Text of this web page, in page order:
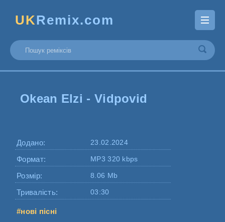
UKRemix.com
Okean Elzi - Vidpovid
Додано: 23.02.2024
Формат: MP3 320 kbps
Розмір: 8.06 Mb
Тривалість: 03:30
#нові пісні